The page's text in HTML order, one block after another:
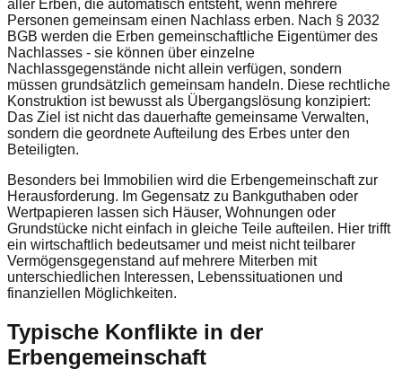
aller Erben, die automatisch entsteht, wenn mehrere
Personen gemeinsam einen Nachlass erben. Nach § 2032
BGB werden die Erben gemeinschaftliche Eigentümer des
Nachlasses - sie können über einzelne
Nachlassgegenstände nicht allein verfügen, sondern
müssen grundsätzlich gemeinsam handeln. Diese rechtliche
Konstruktion ist bewusst als Übergangslösung konzipiert:
Das Ziel ist nicht das dauerhafte gemeinsame Verwalten,
sondern die geordnete Aufteilung des Erbes unter den
Beteiligten.
Besonders bei Immobilien wird die Erbengemeinschaft zur
Herausforderung. Im Gegensatz zu Bankguthaben oder
Wertpapieren lassen sich Häuser, Wohnungen oder
Grundstücke nicht einfach in gleiche Teile aufteilen. Hier trifft
ein wirtschaftlich bedeutsamer und meist nicht teilbarer
Vermögensgegenstand auf mehrere Miterben mit
unterschiedlichen Interessen, Lebenssituationen und
finanziellen Möglichkeiten.
Typische Konflikte in der
Erbengemeinschaft